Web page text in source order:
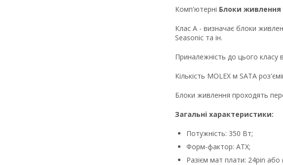
Комп'ютерні Блоки живлення
Клас А - визначає блоки
Seasonic та ін.
Приналежність до цього класу
Кількість MOLEX м SATA
Блоки живлення проходять
Загальні характеристики:
Потужність: 350 Вт;
Форм-фактор: ATX;
Разієм мат плати: 24pin або